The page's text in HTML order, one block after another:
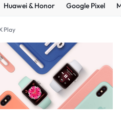
Huawei & Honor Google Pixel
Play